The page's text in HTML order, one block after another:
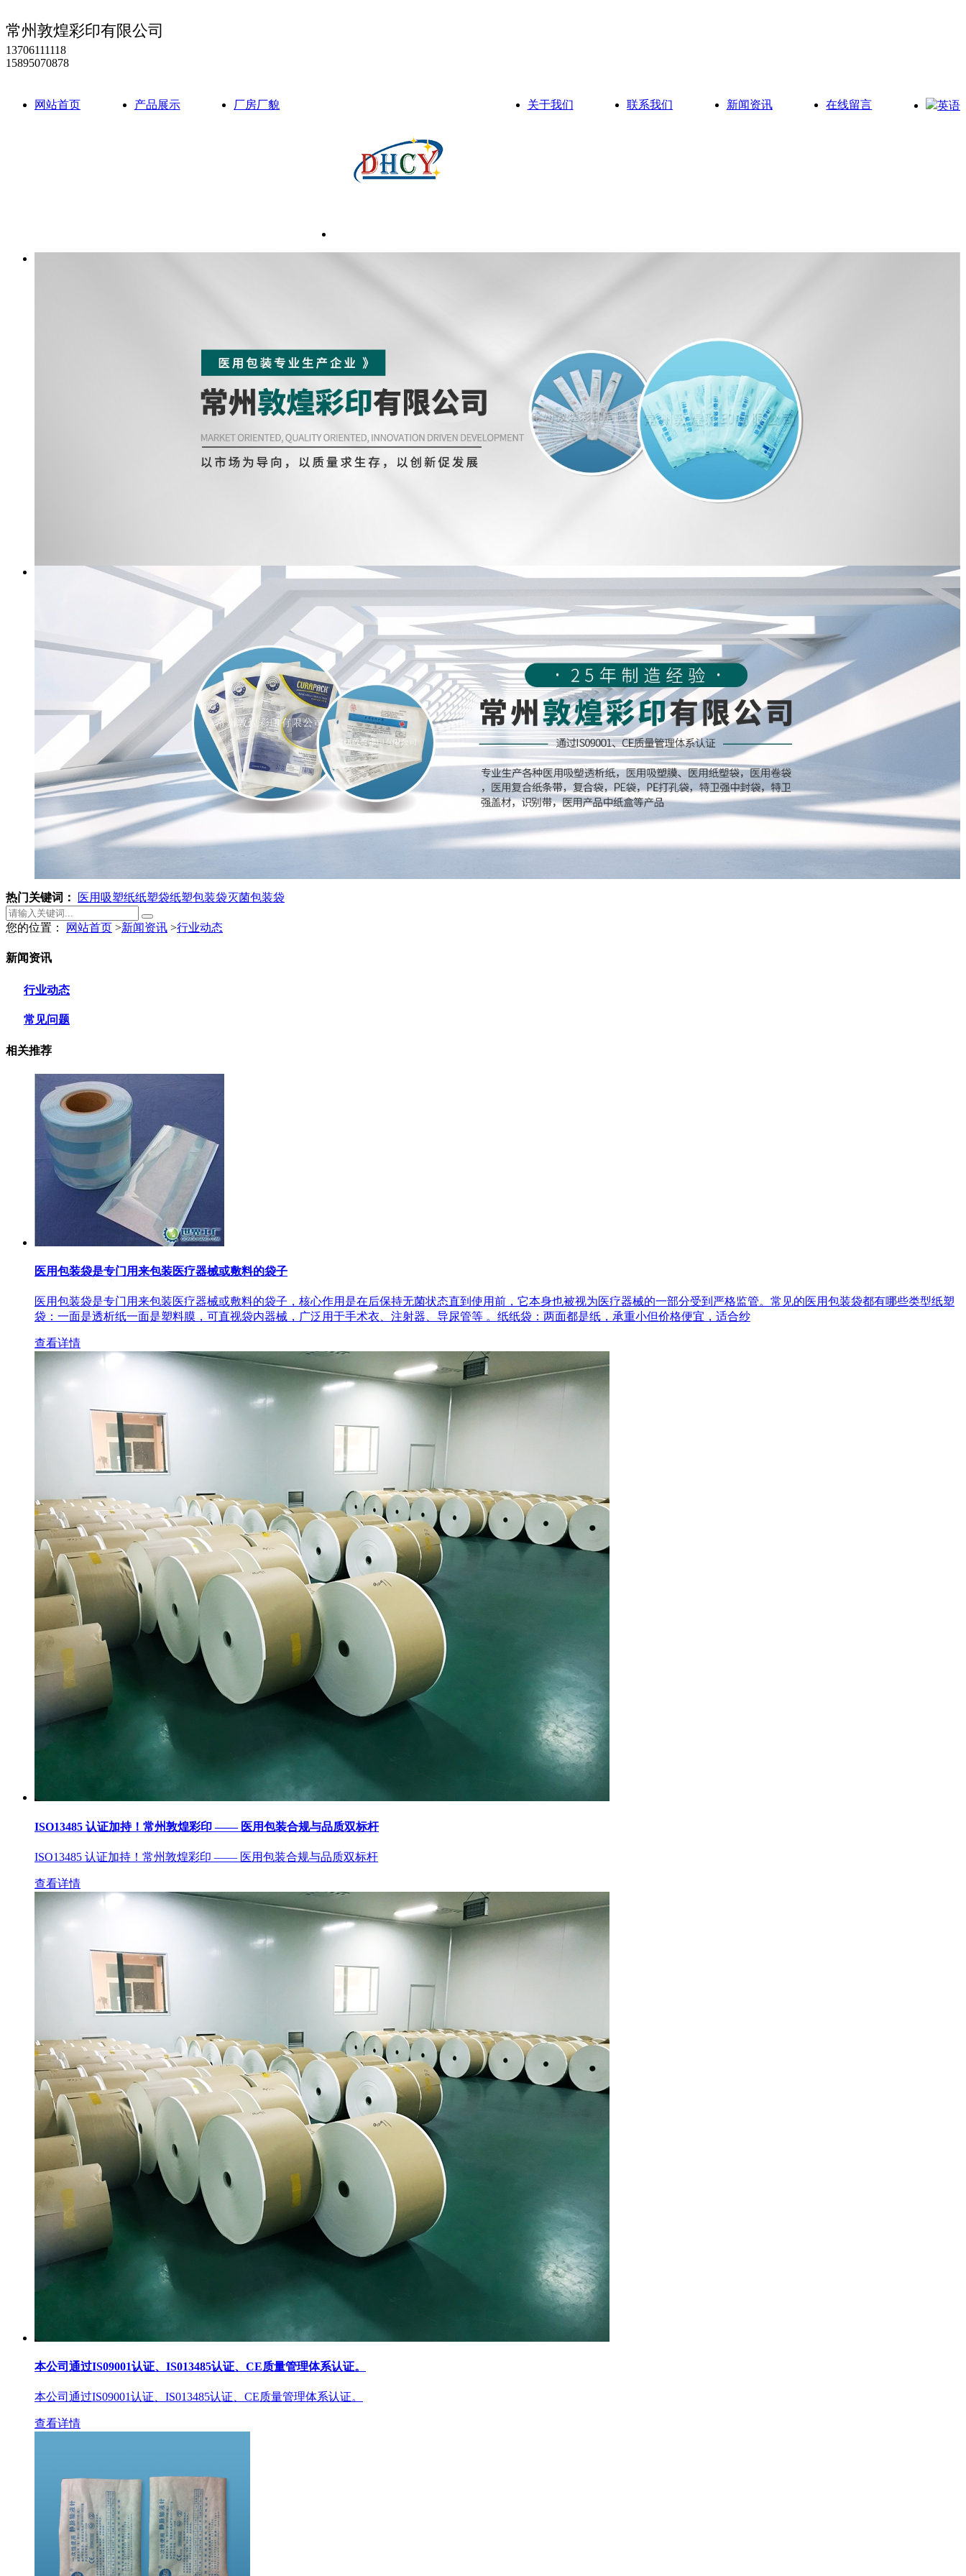
常州敦煌彩印有限公司
13706111118
15895070878
网站首页 产品展示 厂房厂貌 关于我们 联系我们 新闻资讯 在线留言 英语
热门关键词： 医用吸塑纸纸塑袋纸塑包装袋灭菌包装袋
您的位置： 网站首页 >新闻资讯 >行业动态
新闻资讯
行业动态
常见问题
相关推荐
医用包装袋‌是专门用来包装医疗器械或敷料的袋子
医用包装袋‌是专门用来包装医疗器械或敷料的袋子，核心作用是在后‌保持无菌状态‌直到使用前，它本身也被视为医疗器械的一部分受到严格监管。常见的医用包装袋都有哪些类型‌纸塑
袋‌：一面是透析纸一面是塑料膜，可直视袋内器械，广泛用于手术衣、注射器、导尿管等 。‌纸纸袋‌：两面都是纸，承重小但价格便宜，适合纱
查看详情
ISO13485 认证加持！常州敦煌彩印 —— 医用包装合规与品质双标杆
ISO13485 认证加持！常州敦煌彩印 —— 医用包装合规与品质双标杆
查看详情
本公司通过IS09001认证、IS013485认证、CE质量管理体系认证。
本公司通过IS09001认证、IS013485认证、CE质量管理体系认证。
查看详情